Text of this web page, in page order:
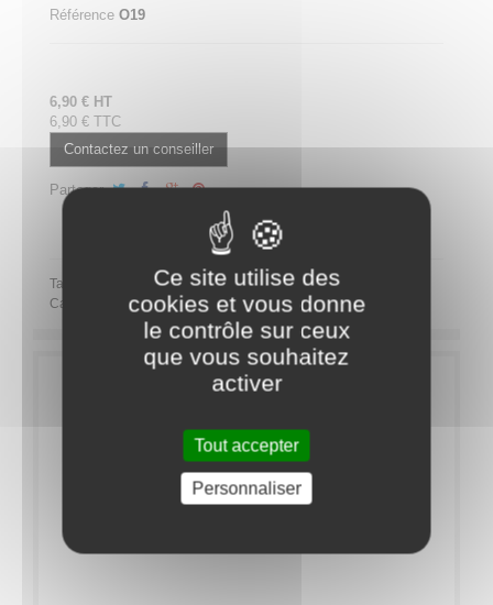
Référence O19
6,90 € HT
6,90 € TTC
Contactez un conseiller
Partager
Partager ce plateau repas sur LinkedIn
Tags:
Catégorie
BOISSONS Softs Jus de fruits
Ce site utilise des
cookies et vous donne
le contrôle sur ceux
que vous souhaitez
activer
Tout accepter
Personnaliser